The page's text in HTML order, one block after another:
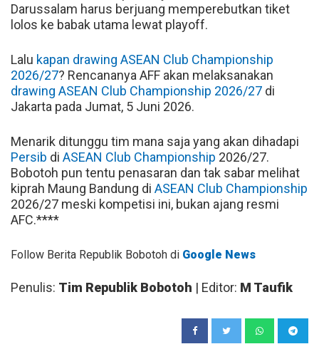
Darussalam harus berjuang memperebutkan tiket
lolos ke babak utama lewat playoff.
Lalu kapan drawing ASEAN Club Championship
2026/27? Rencananya AFF akan melaksanakan
drawing ASEAN Club Championship 2026/27 di
Jakarta pada Jumat, 5 Juni 2026.
Menarik ditunggu tim mana saja yang akan dihadapi
Persib di ASEAN Club Championship 2026/27.
Bobotoh pun tentu penasaran dan tak sabar melihat
kiprah Maung Bandung di ASEAN Club Championship
2026/27 meski kompetisi ini, bukan ajang resmi
AFC.****
Follow Berita Republik Bobotoh di Google News
Penulis: Tim Republik Bobotoh | Editor: M Taufik